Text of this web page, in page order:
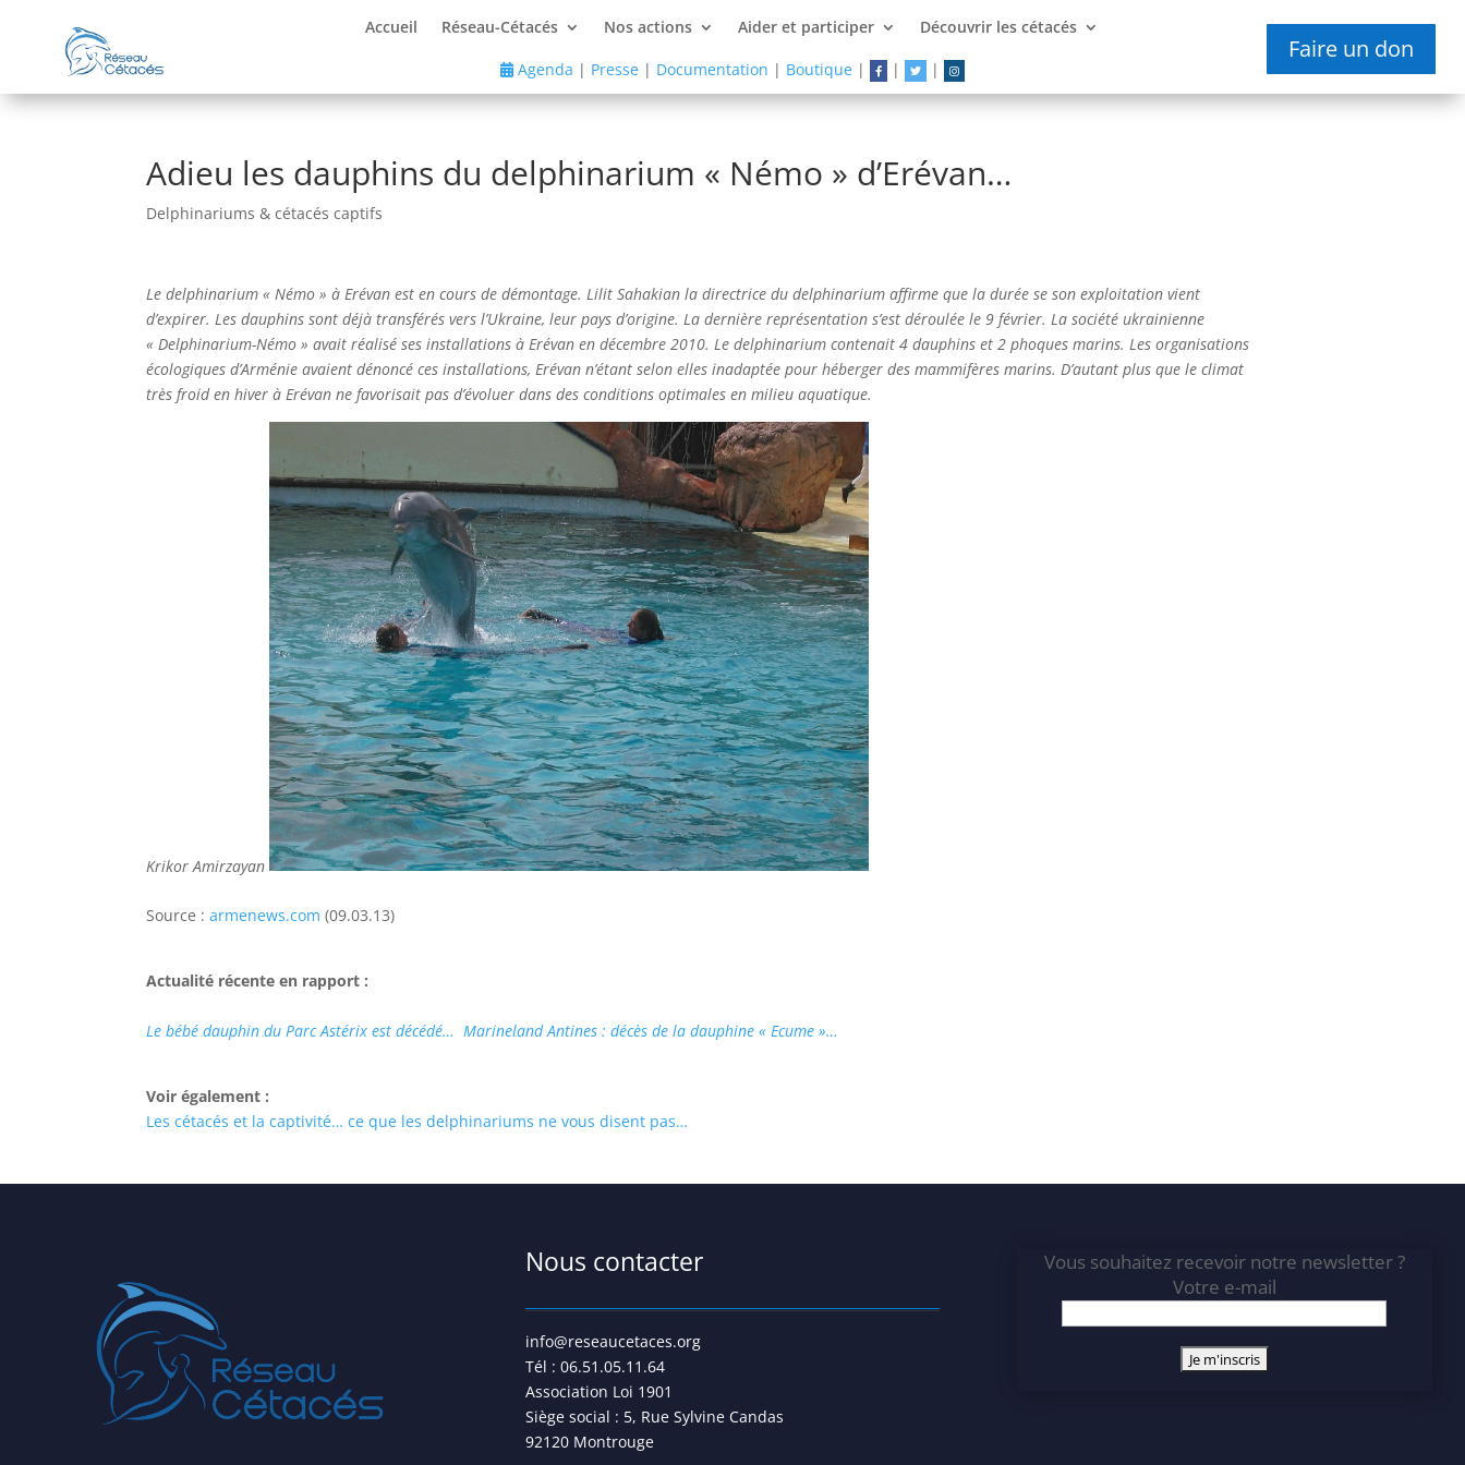
Accueil Réseau-Cétacés Nos actions Aider et participer Découvrir les cétacés
Agenda | Presse| Documentation | Boutique| | |
Faire un don
Adieu les dauphins du delphinarium « Némo » d’Erévan…
Delphinariums & cétacés captifs
Le delphinarium « Némo » à Erévan est en cours de démontage. Lilit Sahakian la directrice du delphinarium affirme que la durée se son exploitation vient
d’expirer. Les dauphins sont déjà transférés vers l’Ukraine, leur pays d’origine. La dernière représentation s’est déroulée le 9 février. La société ukrainienne
« Delphinarium-Némo » avait réalisé ses installations à Erévan en décembre 2010. Le delphinarium contenait 4 dauphins et 2 phoques marins. Les organisations
écologiques d’Arménie avaient dénoncé ces installations, Erévan n’étant selon elles inadaptée pour héberger des mammifères marins. D’autant plus que le climat
très froid en hiver à Erévan ne favorisait pas d’évoluer dans des conditions optimales en milieu aquatique.
Krikor Amirzayan
Source :armenews.com(09.03.13)
Actualité récente en rapport :
Le bébé dauphin du Parc Astérix est décédé…Marineland Antines : décès de la dauphine « Ecume »…
Voir également :
Les cétacés et la captivité… ce que les delphinariums ne vous disent pas…
Nous contacter
info@reseaucetaces.org
Tél : 06.51.05.11.64
Association Loi 1901
Siège social : 5, Rue Sylvine Candas
92120 Montrouge
Vous souhaitez recevoir notre newsletter ?
Votre e-mail